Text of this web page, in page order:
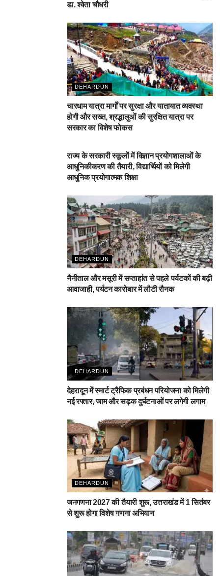
डा. श्वेता चौधरी
DEHARDUN
चारधाम यात्रा मार्गों पर सुरक्षा और यातायात व्यवस्था
होगी और सख्त, श्रद्धालुओं की सुरक्षित यात्रा पर
सरकार का विशेष फोकस
राज्य के सरकारी स्कूलों में विज्ञान प्रयोगशालाओं के
आधुनिकीकरण की तैयारी, विद्यार्थियों को मिलेगी
आधुनिक प्रयोगात्मक शिक्षा
DEHARDUN
नैनीताल और मसूरी में सप्ताहांत से पहले पर्यटकों की बढ़ी
आवाजाही, पर्यटन कारोबार में लौटी रौनक
DEHARDUN
देहरादून में स्मार्ट ट्रैफिक प्रबंधन परियोजना को मिलेगी
नई रफ्तार, जाम और सड़क दुर्घटनाओं पर लगेगी लगाम
DEHARDUN
जनगणना 2027 की तैयारी शुरू, उत्तराखंड में 1 सितंबर
से शुरू होगा विशेष गणना अभियान